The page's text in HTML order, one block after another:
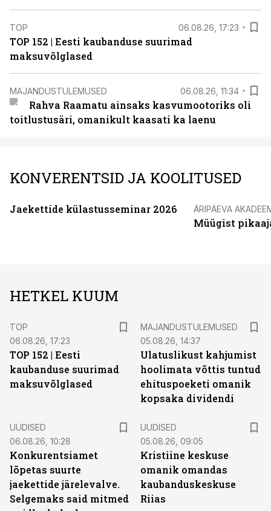
TOP 06.08.26, 17:23
TOP 152 | Eesti kaubanduse suurimad
maksuvõlglased
MAJANDUSTULEMUSED 06.08.26, 11:34
Rahva Raamatu ainsaks kasvumootoriks oli
toitlustusäri, omanikult kaasati ka laenu
KONVERENTSID JA KOOLITUSED
Jaekettide külastusseminar 2026 ÄRIPÄEVA
Müügist
HETKEL KUUM
TOP
06.08.26, 17:23
TOP 152 | Eesti
kaubanduse suurimad
maksuvõlglased
MAJANDUSTULEMUSED
05.08.26, 14:37
Ulatuslikust kahjumist
hoolimata võttis tuntud
ehituspoeketi omanik
kopsaka dividendi
UUDISED
06.08.26, 10:28
Konkurentsiamet
lõpetas suurte
jaekettide järelevalve.
Selgemaks said mitmed
UUDISED
05.08.26, 09:05
Kristiine keskuse
omanik omandas
kaubanduskeskuse
Riias